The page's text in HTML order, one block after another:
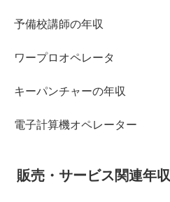
予備校講師の年収
ワープロオペレータ
キーパンチャーの年収
電子計算機オペレーター
販売・サービス関連年収